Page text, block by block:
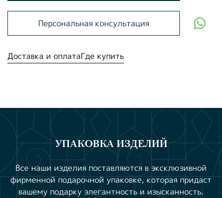
Персональная консультация
Доставка и оплатаГде купить
УПАКОВКА ИЗДЕЛИЙ
Все наши изделия поставляются в эксклюзивной
фирменной подарочной упаковке, которая придаст
вашему подарку элегантность и изысканность.